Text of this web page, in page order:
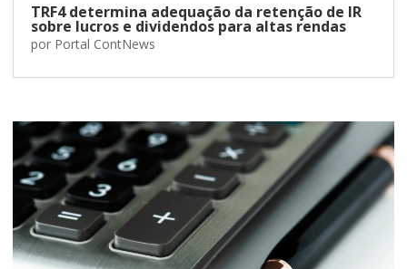
TRF4 determina adequação da retenção de IR
sobre lucros e dividendos para altas rendas
por Portal ContNews